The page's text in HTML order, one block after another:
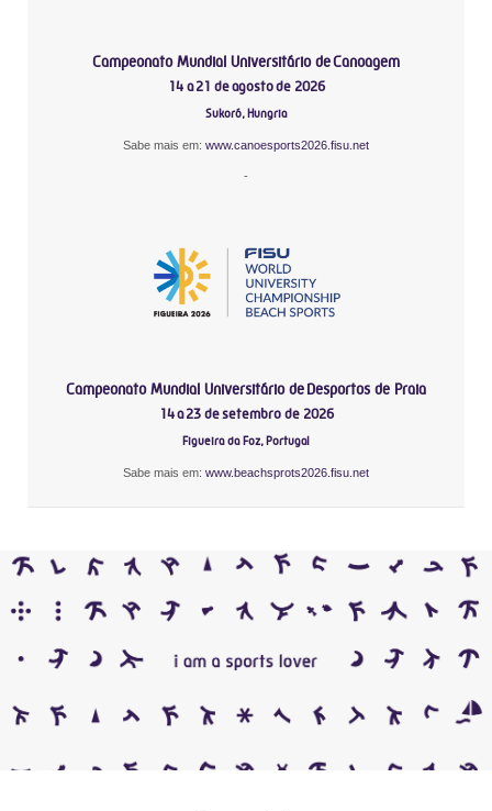
Campeonato Mundial Universitário de Canoagem
14 a 21 de agosto de 2026
Sukoró, Hungria
Sabe mais em: www.canoesports2026.fisu.net
-
Campeonato Mundial Universitário de Desportos de Praia
14 a 23 de setembro de 2026
Figueira da Foz, Portugal
Sabe mais em: www.beachsprots2026.fisu.net